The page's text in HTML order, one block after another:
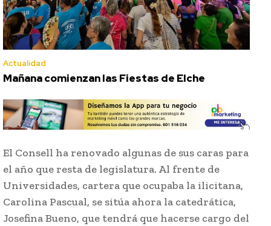
Actualidad
Mañana comienzan las Fiestas de Elche
El Consell ha renovado algunas de sus caras para
el año que resta de legislatura. Al frente de
Universidades, cartera que ocupaba la ilicitana,
Carolina Pascual, se sitúa ahora la catedrática,
Josefina Bueno, que tendrá que hacerse cargo del